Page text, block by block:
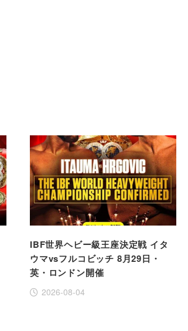
IBF世界ヘビー級王座決定戦 イタ
ウマvsフルコビッチ 8月29日・
英・ロンドン開催
2026-08-04